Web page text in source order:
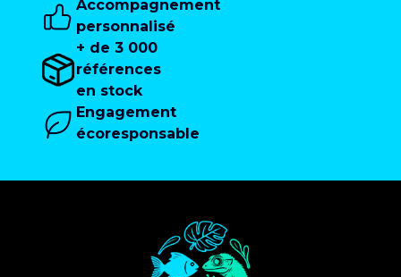
Accompagnement
personnalisé
+ de 3 000
références
en stock
Engagement
écoresponsable